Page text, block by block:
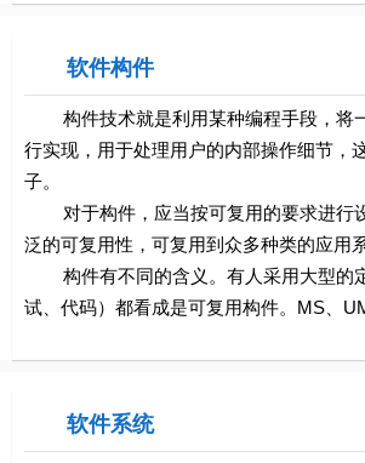
软件构件
构件技术就是利用某种编程手段，将一
行实现，用于处理用户的内部操作细节，
子。
对于构件，应当按可复用的要求进行设
泛的可复用性，可复用到众多种类的应用
构件有不同的含义。有人采用大型的定
试、代码）都看成是可复用构件。MS、
软件系统